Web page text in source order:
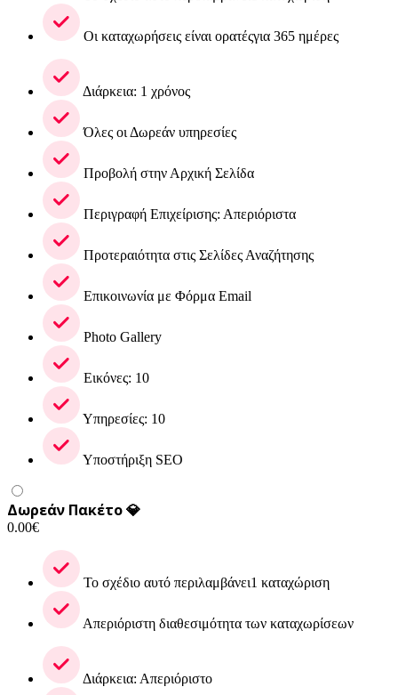
Οι καταχωρήσεις είναι ορατέςγια 365 ημέρες
Διάρκεια: 1 χρόνος
Όλες οι Δωρεάν υπηρεσίες
Προβολή στην Αρχική Σελίδα
Περιγραφή Επιχείρισης: Απεριόριστα
Προτεραιότητα στις Σελίδες Αναζήτησης
Επικοινωνία με Φόρμα Email
Photo Gallery
Εικόνες: 10
Υπηρεσίες: 10
Υποστήριξη SEO
Δωρεάν Πακέτο 💎
0.00€
Το σχέδιο αυτό περιλαμβάνει1 καταχώριση
Απεριόριστη διαθεσιμότητα των καταχωρίσεων
Διάρκεια: Απεριόριστο